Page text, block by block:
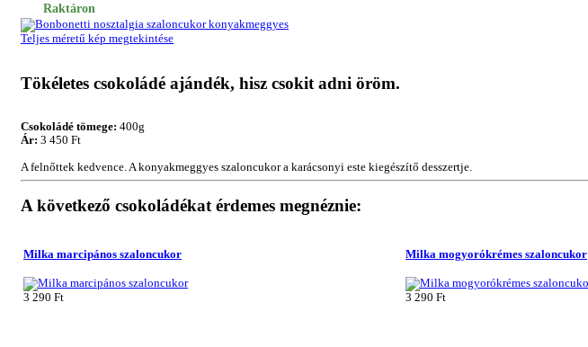
Raktáron
Teljes méretű kép megtekintése
Tökéletes csokoládé ajándék, hisz csokit adni öröm.
Csokoládé tömege: 400g
Ár: 3 450 Ft
A felnőttek kedvence. A konyakmeggyes szaloncukor a karácsonyi este kiegészítő desszertje.
A következő csokoládékat érdemes megnéznie:
Milka marcipános szaloncukor
3 290 Ft
Milka mogyorókrémes szaloncukor
3 290 Ft